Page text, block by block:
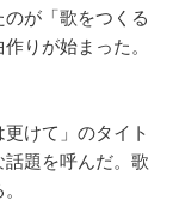
が「歌をつくる
りが始まった。
けて」のタイト
題を呼んだ。歌
。